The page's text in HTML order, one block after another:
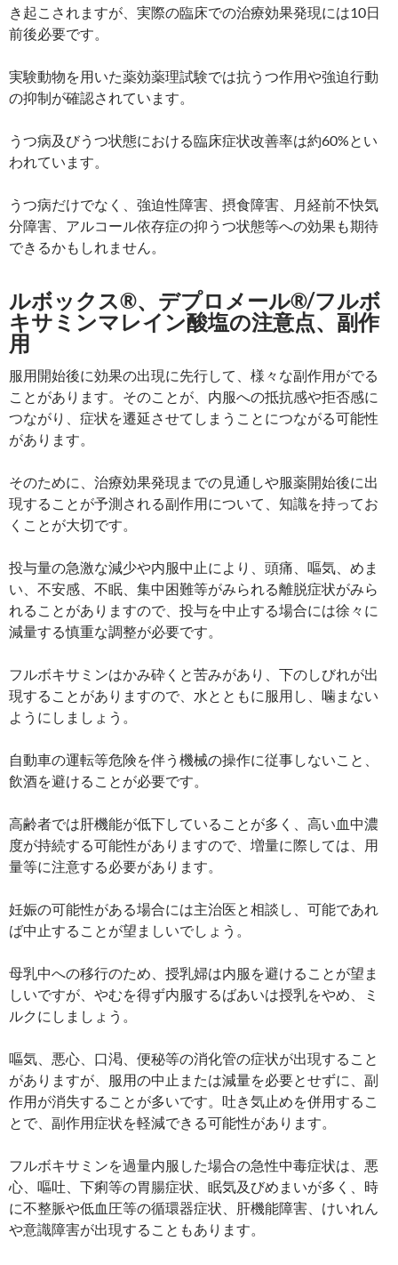
き起こされますが、実際の臨床での治療効果発現には10日
前後必要です。
実験動物を用いた薬効薬理試験では抗うつ作用や強迫行動
の抑制が確認されています。
うつ病及びうつ状態における臨床症状改善率は約60%とい
われています。
うつ病だけでなく、強迫性障害、摂食障害、月経前不快気
分障害、アルコール依存症の抑うつ状態等への効果も期待
できるかもしれません。
ルボックス®、デプロメール®/フルボ
キサミンマレイン酸塩の注意点、副作
用
服用開始後に効果の出現に先行して、様々な副作用がでる
ことがあります。そのことが、内服への抵抗感や拒否感に
つながり、症状を遷延させてしまうことにつながる可能性
があります。
そのために、治療効果発現までの見通しや服薬開始後に出
現することが予測される副作用について、知識を持ってお
くことが大切です。
投与量の急激な減少や内服中止により、頭痛、嘔気、めま
い、不安感、不眠、集中困難等がみられる離脱症状がみら
れることがありますので、投与を中止する場合には徐々に
減量する慎重な調整が必要です。
フルボキサミンはかみ砕くと苦みがあり、下のしびれが出
現することがありますので、水とともに服用し、噛まない
ようにしましょう。
自動車の運転等危険を伴う機械の操作に従事しないこと、
飲酒を避けることが必要です。
高齢者では肝機能が低下していることが多く、高い血中濃
度が持続する可能性がありますので、増量に際しては、用
量等に注意する必要があります。
妊娠の可能性がある場合には主治医と相談し、可能であれ
ば中止することが望ましいでしょう。
母乳中への移行のため、授乳婦は内服を避けることが望ま
しいですが、やむを得ず内服するばあいは授乳をやめ、ミ
ルクにしましょう。
嘔気、悪心、口渇、便秘等の消化管の症状が出現すること
がありますが、服用の中止または減量を必要とせずに、副
作用が消失することが多いです。吐き気止めを併用するこ
とで、副作用症状を軽減できる可能性があります。
フルボキサミンを過量内服した場合の急性中毒症状は、悪
心、嘔吐、下痢等の胃腸症状、眠気及びめまいが多く、時
に不整脈や低血圧等の循環器症状、肝機能障害、けいれん
や意識障害が出現することもあります。